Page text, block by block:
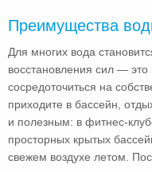
Преимущества
Для многих вода
восстановления сил —
сосредоточиться на
приходите в бассейн,
и полезным: в фитнес-
просторных крытых
свежем воздухе летом.